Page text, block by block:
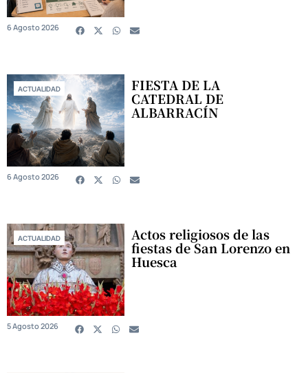
6 Agosto 2026
ACTUALIDAD FIESTA DE LA
CATEDRAL DE
ALBARRACÍN
6 Agosto 2026
ACTUALIDAD Actos religiosos de las
fiestas de San Lorenzo en
Huesca
5 Agosto 2026